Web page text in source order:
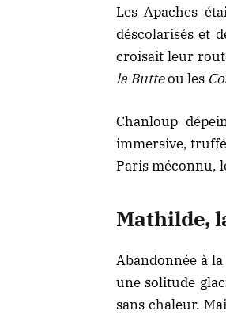
Les Apaches
déscolarisés et
croisait leur
la Butteou les
Chanloup
immersive,
Paris méconnu,
Mathilde,
Abandonnée à
une solitude
sans chaleur.